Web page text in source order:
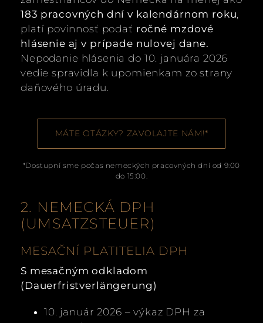
183 pracovných dní v kalendárnom roku
platí povinnosť podať ročné mzdové
hlásenie aj v prípade nulovej dane.
Nepodanie hlásenia do 10. januára 2026
vedie spravidla k upomienkam zo strany
daňového úradu.
MÁTE OTÁZKY? ZAVOLAJTE NÁM!*
*Dostupní sme počas nemeckých pracovných dní od 9:00
do 15:00.
2. NEMECKÁ DPH
(UMSATZSTEUER)
MESAČNÍ PLATITELIA DPH
S mesačným odkladom
(Dauerfristverlängerung)
10. január 2026 – výkaz DPH za